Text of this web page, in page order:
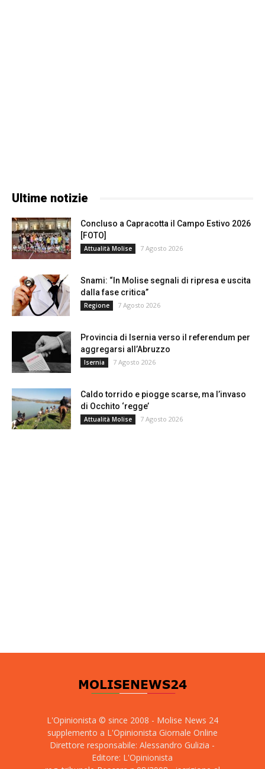
Ultime notizie
Concluso a Capracotta il Campo Estivo 2026
[FOTO]
Attualità Molise 7 Agosto 2026
Snami: “In Molise segnali di ripresa e uscita
dalla fase critica”
Regione 7 Agosto 2026
Provincia di Isernia verso il referendum per
aggregarsi all’Abruzzo
Isernia 7 Agosto 2026
Caldo torrido e piogge scarse, ma l’invaso
di Occhito ‘regge’
Attualità Molise 7 Agosto 2026
L'Opinionista © since 2008 - Molise News 24
supplemento a L'Opinionista Giornale Online
Direttore responsabile: Alessandro Gulizia -
Editore: L'Opinionista